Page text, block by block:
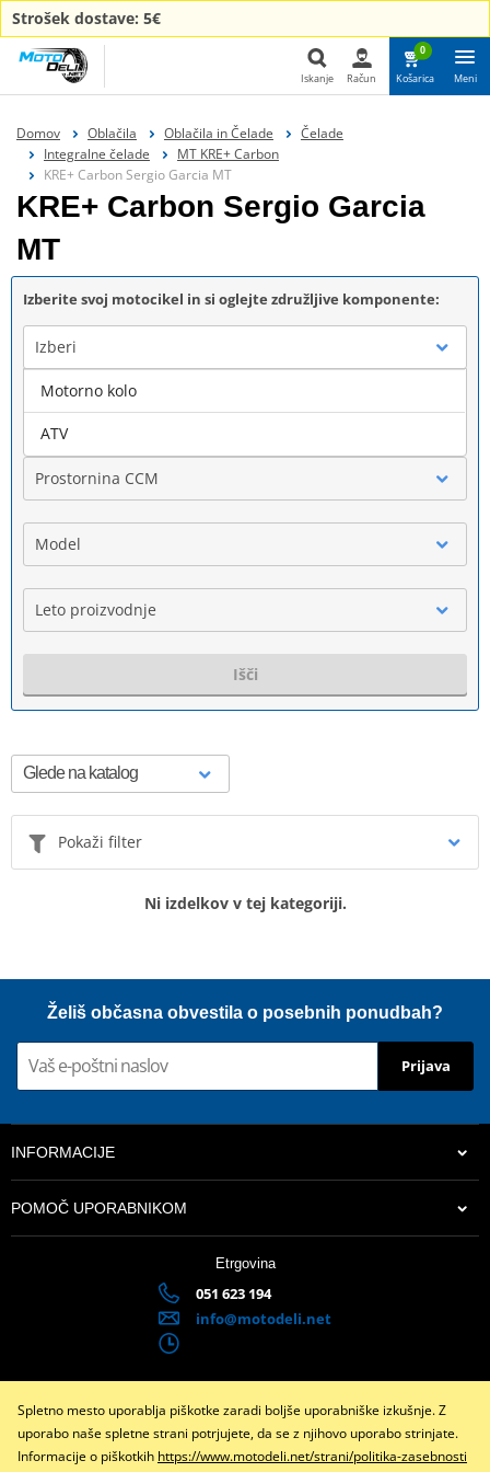
Strošek dostave: 5€
Iskanje Račun
0
Košarica Meni
Domov Oblačila Oblačila in Čelade
Čelade
Integralne čelade
MT KRE+ Carbon
KRE+ Carbon Sergio Garcia MT
KRE+ Carbon Sergio Garcia
MT
Izberite svoj motocikel in si oglejte združljive komponente:
Izberi
Blagovna znamka
Prostornina CCM
Model
Leto proizvodnje
Išči
Pokaži filter
Ni izdelkov v tej kategoriji.
Želiš občasna obvestila o posebnih ponudbah?
Prijava
INFORMACIJE
POMOČ UPORABNIKOM
Etrgovina
051 623 194
info@motodeli.net
Instagram
Copyright © 2026 www.motodeli.net
Spletno mesto uporablja piškotke zaradi boljše uporabniške izkušnje. Z
uporabo naše spletne strani potrjujete, da se z njihovo uporabo strinjate.
Informacije o piškotkih https://www.motodeli.net/strani/politika-zasebnosti
Motorno kolo
ATV